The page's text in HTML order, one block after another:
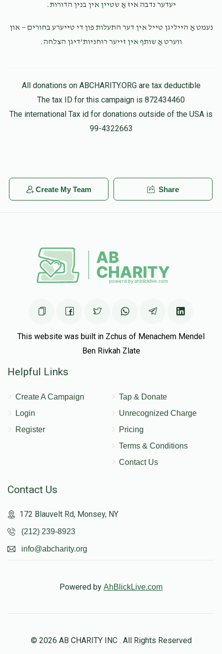
יעדער נדבה איז אַ שטיין אין בנין הדורות.
נעמט אַ הייליגן טייל אין דער התעלות פון די טייערע בחורים — און
ווערט אַ שותף אין זייער רוחניות’דיגן הצלחה.
All donations on ABCHARITY.ORG are tax deductible
The tax ID for this campaign is 872434460
The international Tax id for donations outside of the USA is
99-4322663
Create My Team Share
This website was built in Zchus of Menachem Mendel
Ben Rivkah Zlate
Helpful Links
Create A Campaign
Login
Register
Tap & Donate
Unrecognized Charge
Pricing
Terms & Conditions
Contact Us
Contact Us
172 Blauvelt Rd, Monsey, NY
(212) 239-8923
info@abcharity.org
Powered by AhBlickLive.com
© 2026 AB CHARITY INC . All Rights Reserved